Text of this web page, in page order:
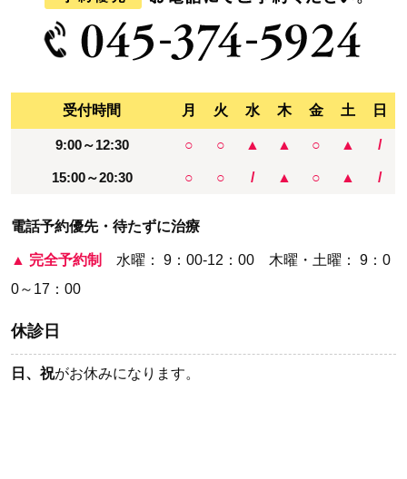
受付時間 月 火 水 木 金 土 日
9:00～12:30 ○ ○ ▲ ▲ ○ ▲ /
15:00～20:30 ○ ○ / ▲ ○ ▲ /
電話予約優先・待たずに治療
▲ 完全予約制 水曜： 9：00-12：00 木曜・土曜： 9：0
0～17：00
休診日
日、祝がお休みになります。